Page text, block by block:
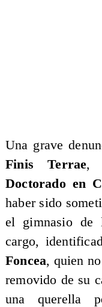
Una grave
Finis Terrae,
Doctorado en
haber sido
el gimnasio de
cargo,
Foncea, quien
removido de su
una querella